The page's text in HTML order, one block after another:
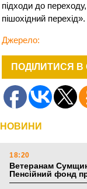
підходи до
пішохідний перехід».
Джерело:
ПОДІЛИТИСЯ
НОВИНИ
18:20
Ветеранам
Пенсійний фонд